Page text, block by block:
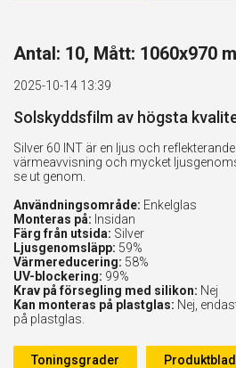
Antal: 10, Mått: 1060x970
2025-10-14 13:39
Solskyddsfilm av högsta
Silver 60 INT är en ljus och
värmeavvisning och mycket
se ut genom.
Användningsområde: Enkelglas
Monteras på: Insidan
Färg från utsida: Silver
Ljusgenomsläpp: 59%
Värmereducering: 58%
UV-blockering: 99%
Krav på försegling med silikon: Nej
Kan monteras på plastglas: Nej,
på plastglas.
Toningsgrader Produktblad